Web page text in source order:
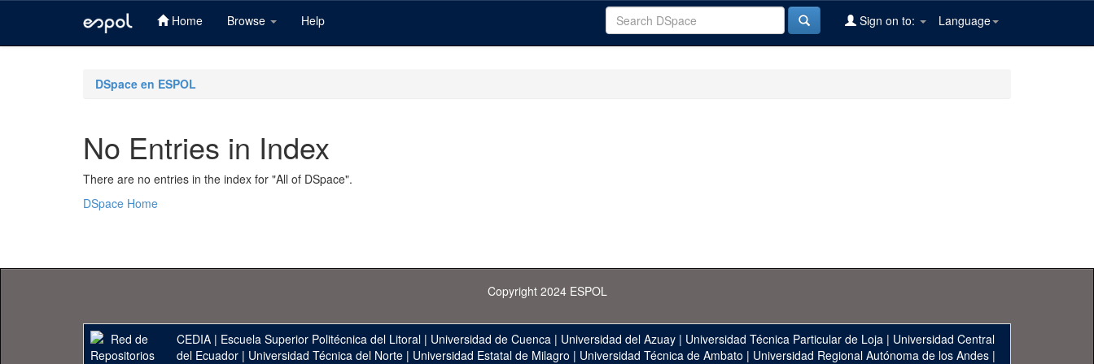
Home Browse Help Language
Sign on to:
DSpace en ESPOL
No Entries in Index
There are no entries in the index for "All of DSpace".
DSpace Home
Copyright 2024 ESPOL
CEDIA | Escuela Superior Politécnica del Litoral | Universidad de Cuenca | Universidad del Azuay | Universidad Técnica Particular de Loja | Universidad Central
del Ecuador| Universidad Técnica del Norte| Universidad Estatal de Milagro | Universidad Técnica de Ambato | Universidad Regional Autónoma de los Andes|